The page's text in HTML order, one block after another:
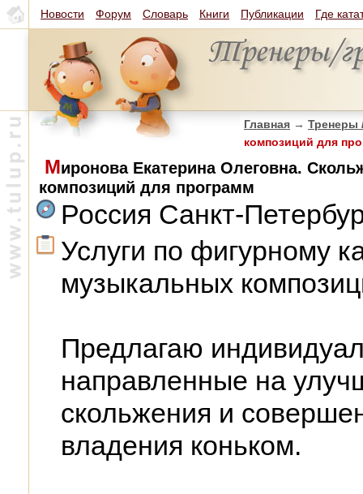
Новости Форум Словарь Книги Публикации Где
Главная → Тренеры
композиций для
Миронова Екатерина Олеговна.
композиций для программ
Россия Санкт-
Услуги по фигурному
музыкальных
Предлагаю
направленные на
скольжения и
владения коньком.